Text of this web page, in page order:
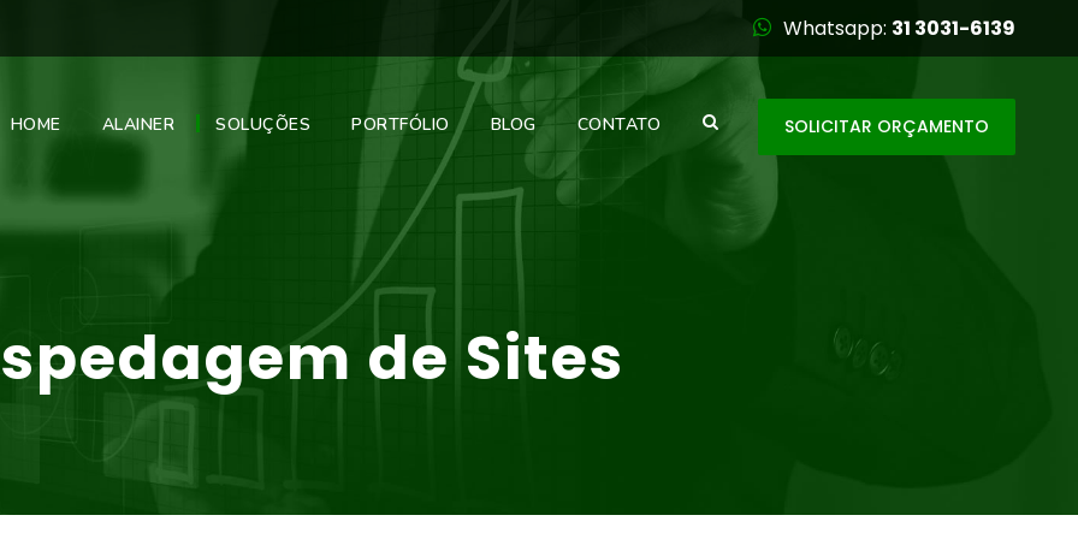
Whatsapp: 31 3031-6139
HOME ALAINER SOLUÇÕES PORTFÓLIO BLOG CONTATO SOLICITAR ORÇAMENTO
de Sites